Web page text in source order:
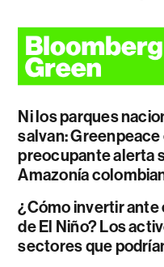
Ni los parques
salvan:
preocupante alerta
Amazonía
¿Cómo invertir
de El Niño? Los
sectores que